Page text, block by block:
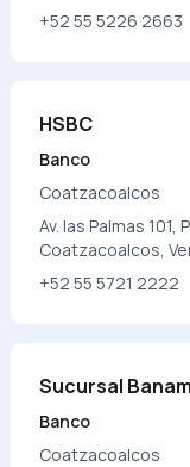
+52 55 5226 2663
HSBC
Banco
Coatzacoalcos
Av. las Palmas
Coatzacoalcos,
+52 55 5721 2222
Sucursal
Banco
Coatzacoalcos